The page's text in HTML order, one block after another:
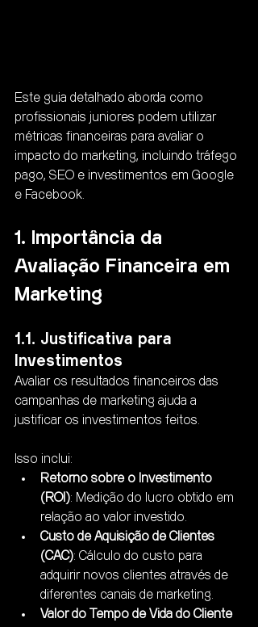
Este guia detalhado aborda como
profissionais juniores podem utilizar
métricas financeiras para avaliar o
impacto do marketing, incluindo tráfego
pago, SEO e investimentos em Google
e Facebook.
1. Importância da
Avaliação Financeira em
Marketing
1.1. Justificativa para
Investimentos
Avaliar os resultados financeiros das
campanhas de marketing ajuda a
justificar os investimentos feitos.
Isso inclui:
Retorno sobre o Investimento
(ROI): Medição do lucro obtido em
relação ao valor investido.
Custo de Aquisição de Clientes
(CAC): Cálculo do custo para
adquirir novos clientes através de
diferentes canais de marketing.
Valor do Tempo de Vida do Cliente